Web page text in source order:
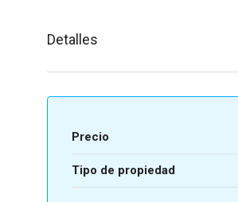
Detalles
Precio
Tipo de propiedad